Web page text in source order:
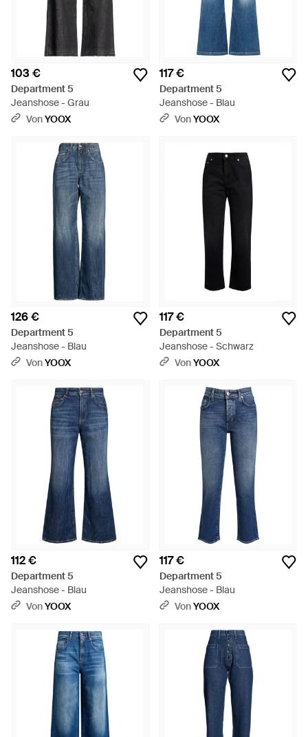
103 €
Department 5
Jeanshose - Grau
VonYOOX
117 €
Department 5
Jeanshose - Blau
VonYOOX
126 €
Department 5
Jeanshose - Blau
VonYOOX
117 €
Department 5
Jeanshose - Schwarz
VonYOOX
112 €
Department 5
Jeanshose - Blau
VonYOOX
117 €
Department 5
Jeanshose - Blau
VonYOOX